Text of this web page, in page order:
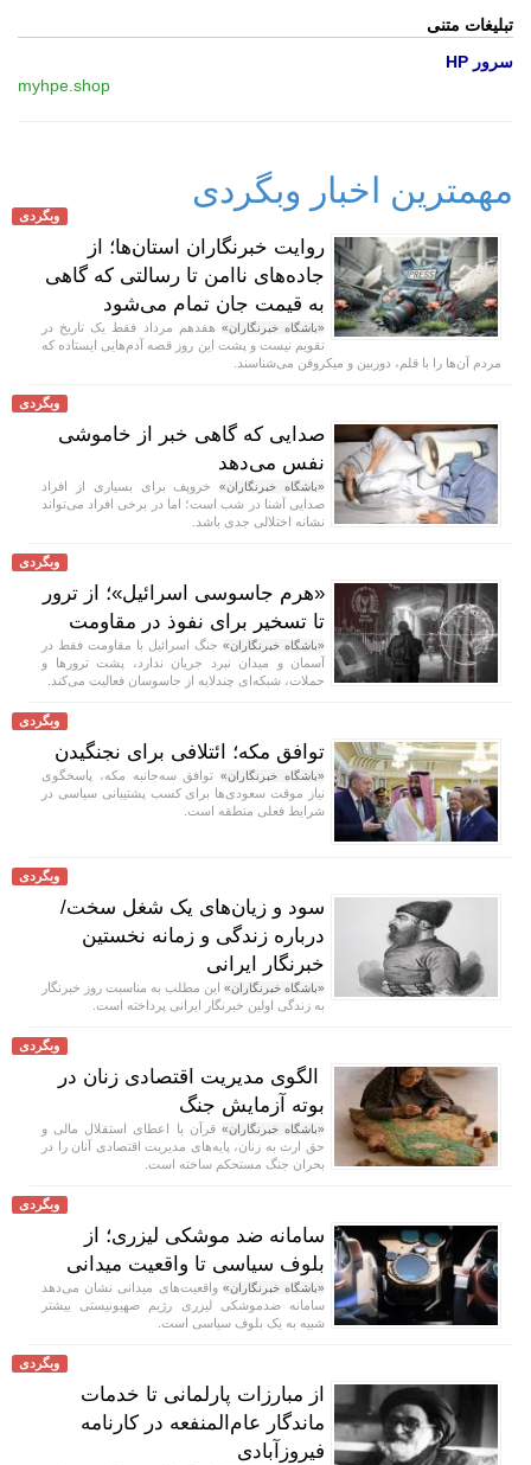
تبلیغات متنی
سرور HP
myhpe.shop
مهمترین اخبار وبگردی
وبگردی
روایت خبرنگاران استان‌ها؛ از
جاده‌های ناامن تا رسالتی که گاهی
به قیمت جان تمام می‌شود
«باشگاه خبرنگاران» هفدهم مرداد فقط یک تاریخ در
تقویم نیست و پشت این روز قصه آدم‌هایی ایستاده که
مردم آن‌ها را با قلم، دوربین و میکروفن می‌شناسند.
وبگردی
صدایی که گاهی خبر از خاموشی
نفس می‌دهد
«باشگاه خبرنگاران»خروپف برای بسیاری از افراد
صدایی آشنا در شب است؛ اما در برخی افراد می‌تواند
نشانه اختلالی جدی باشد.
وبگردی
«هرم جاسوسی اسرائیل»؛ از ترور
تا تسخیر برای نفوذ در مقاومت
«باشگاه خبرنگاران» جنگ اسرائیل با مقاومت فقط در
آسمان و میدان نبرد جریان ندارد، پشت ترورها و
حملات، شبکه‌ای چندلایه از جاسوسان فعالیت می‌کند.
وبگردی
توافق مکه؛ ائتلافی برای نجنگیدن
«باشگاه خبرنگاران»توافق سه‌جانبه مکه، پاسخگوی
نیاز موقت سعودی‌ها برای کسب پشتیبانی سیاسی در
شرایط فعلی منطقه است.
وبگردی
سود و زیان‌های یک شغل سخت/
درباره زندگی و زمانه نخستین
خبرنگار ایرانی
«باشگاه خبرنگاران» این مطلب به مناسبت روز خبرنگار
به زندگی اولین خبرنگار ایرانی پرداخته است.
وبگردی
الگوی مدیریت اقتصادی زنان در
بوته آزمایش جنگ
«باشگاه خبرنگاران» قرآن با اعطای استقلال مالی و
حق ارث به زنان، پایه‌های مدیریت اقتصادی آنان را در
بحران جنگ مستحکم ساخته است.
وبگردی
سامانه ضد موشکی لیزری؛ از
بلوف سیاسی تا واقعیت میدانی
«باشگاه خبرنگاران» واقعیت‌های میدانی نشان می‌دهد
سامانه ضدموشکی لیزری رژیم صهیونیستی بیشتر
شبیه به یک بلوف سیاسی است.
وبگردی
از مبارزات پارلمانی تا خدمات
ماندگار عام‌المنفعه در کارنامه
فیروزآبادی